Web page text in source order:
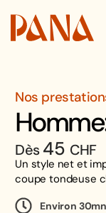
Nos
Dès45 CHF
Un style net et
coupe tondeuse
Environ 30mn